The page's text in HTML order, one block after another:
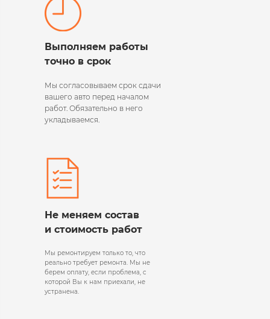
Выполняем работы
точно в срок
Мы согласовываем срок сдачи
вашего авто перед началом
работ. Обязательно в него
укладываемся.
Мы ремонтируем только то, что
реально требует ремонта. Мы не
берем оплату, если проблема, с
которой Вы к нам приехали, не
устранена.
Не меняем состав
и стоимость работ